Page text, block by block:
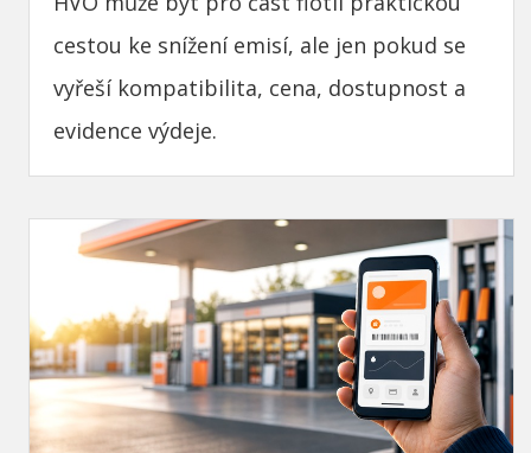
cestou ke snížení emisí, ale jen pokud se
vyřeší kompatibilita, cena, dostupnost a
evidence výdeje.